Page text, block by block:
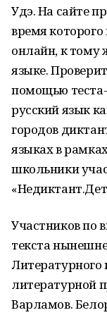
Удэ. На сайте
время
онлайн, к тому
языке.
помощью теста-
русский язык
городов
языках в
школьники
Участников по
текста
литературной
Варламов.